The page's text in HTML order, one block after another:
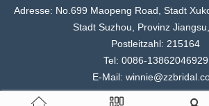
Adresse: No.699 Maopeng Road, Stadt
Stadt Suzhou, Provinz
Postleitzahl: 215164
Tel: 0086-13862046929
E-Mail: